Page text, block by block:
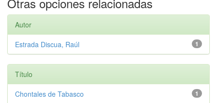
Autor
1
Estrada Discua, Raúl
Título
1
Chontales de Tabasco